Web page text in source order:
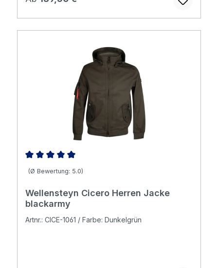
Durchschnittliche Bewertung von 5 von 5 Sternen
(Ø Bewertung: 5.0)
Wellensteyn Cicero Herren Jacke
blackarmy
Artnr.: CICE-1061 / Farbe: Dunkelgrün